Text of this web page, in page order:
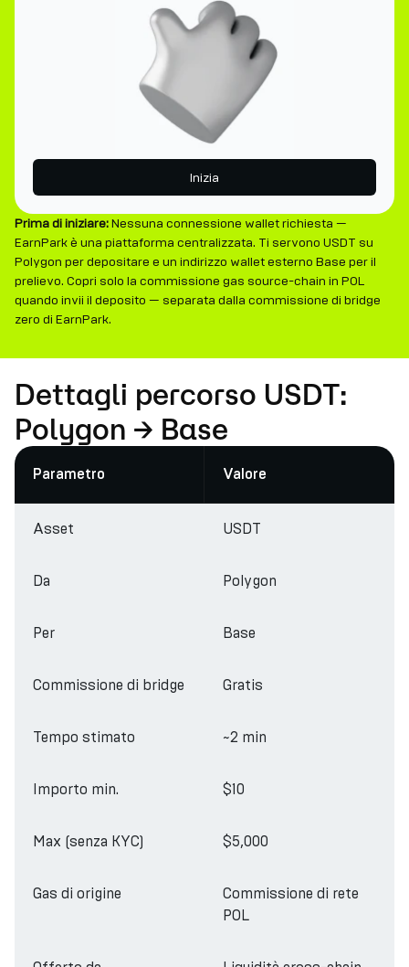
Inizia
Prima di iniziare:Nessuna connessione wallet richiesta —
EarnPark è una piattaforma centralizzata. Ti servono USDT su
Polygon per depositare e un indirizzo wallet esterno Base per il
prelievo. Copri solo la commissione gas source-chain in POL
quando invii il deposito — separata dalla commissione di bridge
zero di EarnPark.
Dettagli percorso USDT:
Polygon → Base
Parametro Valore
Asset USDT
Da Polygon
Per Base
Commissione di bridge Gratis
Tempo stimato ~2 min
Importo min. $10
Max (senza KYC) $5,000
Gas di origine
Commissione di rete
POL